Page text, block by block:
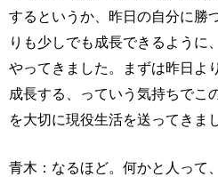
するというか、昨日の自分に勝
りも少しでも成長できるように
やってきました。まずは昨日よ
成長する、っていう気持ちでこ
を大切に現役生活を送ってきま
青木：なるほど。何かと人って